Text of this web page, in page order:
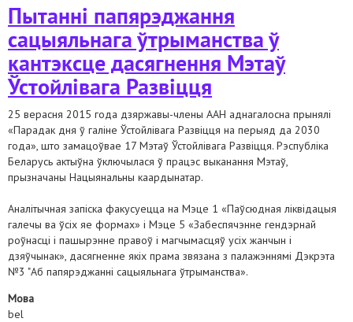
Пытанні папярэджання
сацыяльнага ўтрыманства ў
кантэксце дасягнення Мэтаў
Ўстойлівага Развіцця
25 верасня 2015 года дзяржавы-члены ААН аднагалосна прынялі
«Парадак дня ў галіне Ўстойлівага Развіцця на перыяд да 2030
года», што замацоўвае 17 Мэтаў Ўстойлівага Развіцця. Рэспубліка
Беларусь актыўна ўключылася ў працэс выканання Мэтаў,
прызначаны Нацыянальны каардынатар.
Аналітычная запіска факусуецца на Мэце 1 «Паўсюдная ліквідацыя
галечы ва ўсіх яе формах» і Мэце 5 «Забеспячэнне гендэрнай
роўнасці і пашырэнне правоў і магчымасцяў усіх жанчын і
дзяўчынак», дасягненне якіх прама звязана з палажэннямi Дэкрэта
№3 "Аб папярэджанні сацыяльнага ўтрыманства».
Мова
bel